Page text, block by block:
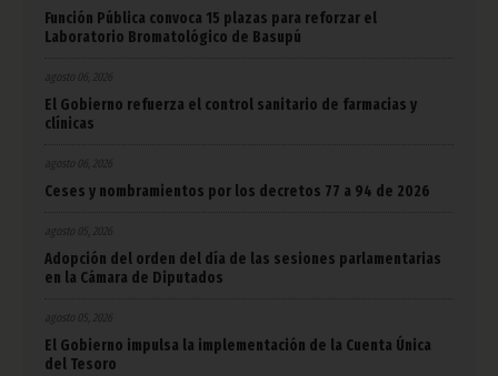
Función Pública convoca 15 plazas para reforzar el
Laboratorio Bromatológico de Basupú
agosto 06, 2026
El Gobierno refuerza el control sanitario de farmacias y
clínicas
agosto 06, 2026
Ceses y nombramientos por los decretos 77 a 94 de 2026
Adopción del orden del día de las sesiones parlamentarias
en la Cámara de Diputados
El Gobierno impulsa la implementación de la Cuenta Única
del Tesoro